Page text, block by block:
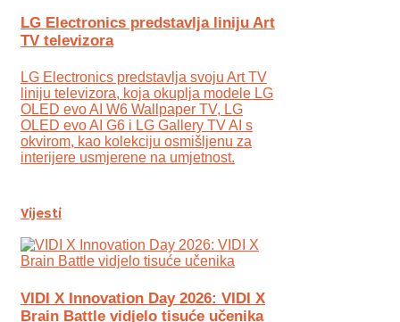
LG Electronics predstavlja liniju Art
TV televizora
LG Electronics predstavlja svoju Art TV
liniju televizora, koja okuplja modele LG
OLED evo AI W6 Wallpaper TV, LG
OLED evo AI G6 i LG Gallery TV AI s
okvirom, kao kolekciju osmišljenu za
interijere usmjerene na umjetnost.
Vijesti
VIDI X Innovation Day 2026: VIDI X
Brain Battle vidjelo tisuće učenika